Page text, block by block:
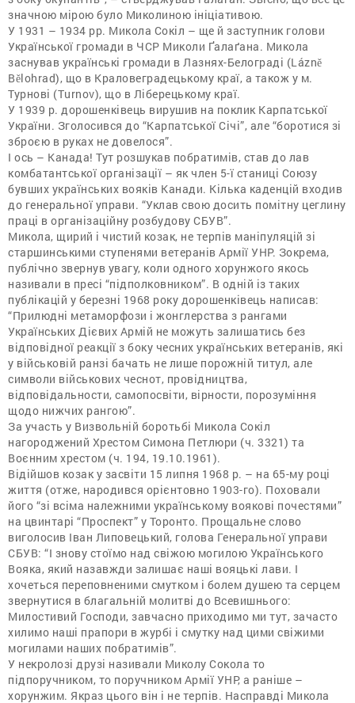
значною мірою було Миколиною ініціативою.
У 1931 – 1934 рр. Микола Сокіл – ще й заступник голови
Української громади в ЧСР Миколи Ґалаґана. Микола
заснував українські громади в Лазнях-Белограді (Lázně
Bělohrad), що в Краловеградецькому краї, а також у м.
Турнові (Turnov), що в Ліберецькому краї.
У 1939 р. дорошенківець вирушив на поклик Карпатської
України. Зголосився до “Карпатської Січі”, але “боротися зі
зброєю в руках не довелося”.
І ось – Канада! Тут розшукав побратимів, став до лав
комбатантської організації – як член 5-ї станиці Союзу
бувших українських вояків Канади. Кілька каденцій входив
до генеральної управи. “Уклав свою досить помітну цеглину
праці в організаційну розбудову СБУВ”.
Микола, щирий і чистий козак, не терпів маніпуляцій зі
старшинськими ступенями ветеранів Армії УНР. Зокрема,
публічно звернув увагу, коли одного хорунжого якось
називали в пресі “підполковником”. В одній із таких
публікацій у березні 1968 року дорошенківець написав:
“Прилюдні метаморфози і жонглерства з рангами
Українських Дієвих Армій не можуть залишатись без
відповідної реакції з боку чесних українських ветеранів, які
у військовій ранзі бачать не лише порожній титул, але
символи військових чеснот, провідництва,
відповідальности, самопосвіти, вірности, порозуміння
щодо нижчих рангою”.
За участь у Визвольній боротьбі Микола Сокіл
нагороджений Хрестом Симона Петлюри (ч. 3321) та
Воєнним хрестом (ч. 194, 19.10.1961).
Відійшов козак у засвіти 15 липня 1968 р. – на 65-му році
життя (отже, народився орієнтовно 1903-го). Поховали
його “зі всіма належними українському воякові почестями”
на цвинтарі “Проспект” у Торонто. Прощальне слово
виголосив Іван Липовецький, голова Генеральної управи
СБУВ: “І знову стоїмо над свіжою могилою Українського
Вояка, який назавжди залишає наші вояцькі лави. І
хочеться переповненими смутком і болем душею та серцем
звернутися в благальній молитві до Всевишнього:
Милостивий Господи, завчасно приходимо ми тут, зачасто
хилимо наші прапори в журбі і смутку над цими свіжими
могилами наших побратимів”.
У некролозі друзі називали Миколу Сокола то
підпоручником, то поручником Армії УНР, а раніше –
хорунжим. Якраз цього він і не терпів. Насправді Микола